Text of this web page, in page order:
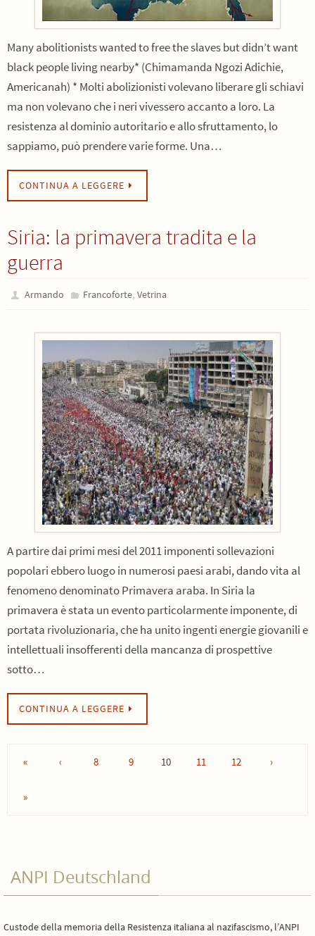
Many abolitionists wanted to free the slaves but didn’t want
black people living nearby* (Chimamanda Ngozi Adichie,
Americanah) * Molti abolizionisti volevano liberare gli schiavi
ma non volevano che i neri vivessero accanto a loro. La
resistenza al dominio autoritario e allo sfruttamento, lo
sappiamo, può prendere varie forme. Una…
CONTINUA A LEGGERE
Siria: la primavera tradita e la
guerra
Armando Francoforte, Vetrina
A partire dai primi mesi del 2011 imponenti sollevazioni
popolari ebbero luogo in numerosi paesi arabi, dando vita al
fenomeno denominato Primavera araba. In Siria la
primavera è stata un evento particolarmente imponente, di
portata rivoluzionaria, che ha unito ingenti energie giovanili e
intellettuali insofferenti della mancanza di prospettive
sotto…
CONTINUA A LEGGERE
« ‹ 8 9 10 11 12 ›
»
ANPI Deutschland
Custode della memoria della Resistenza italiana al nazifascismo, l’ANPI